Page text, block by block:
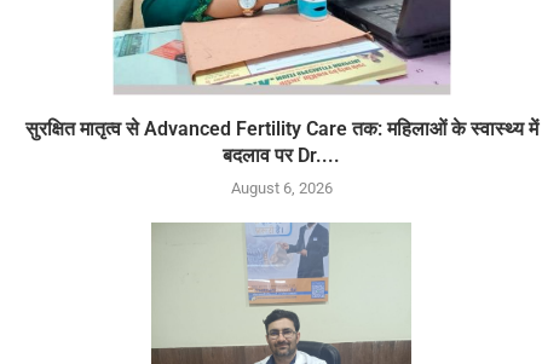
सुरक्षित मातृत्व से Advanced Fertility Care तक: महिलाओं के स्वास्थ्य में
बदलाव पर Dr....
August 6, 2026